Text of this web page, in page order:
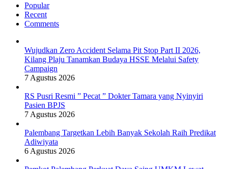
Popular
Recent
Comments
Wujudkan Zero Accident Selama Pit Stop Part II 2026,
Kilang Plaju Tanamkan Budaya HSSE Melalui Safety
Campaign
7 Agustus 2026
RS Pusri Resmi ” Pecat ” Dokter Tamara yang Nyinyiri
Pasien BPJS
7 Agustus 2026
Palembang Targetkan Lebih Banyak Sekolah Raih Predikat
Adiwiyata
6 Agustus 2026